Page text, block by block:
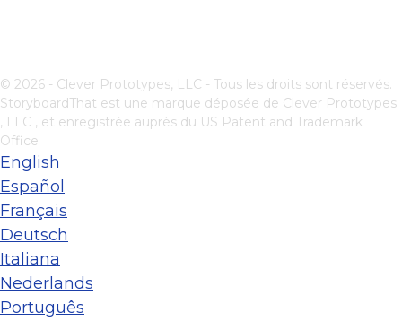
© 2026 - Clever Prototypes, LLC - Tous les droits sont réservés.
StoryboardThat est une marque déposée de Clever Prototypes
, LLC , et enregistrée auprès du US Patent and Trademark
Office
English
Español
Français
Deutsch
Italiana
Nederlands
Português